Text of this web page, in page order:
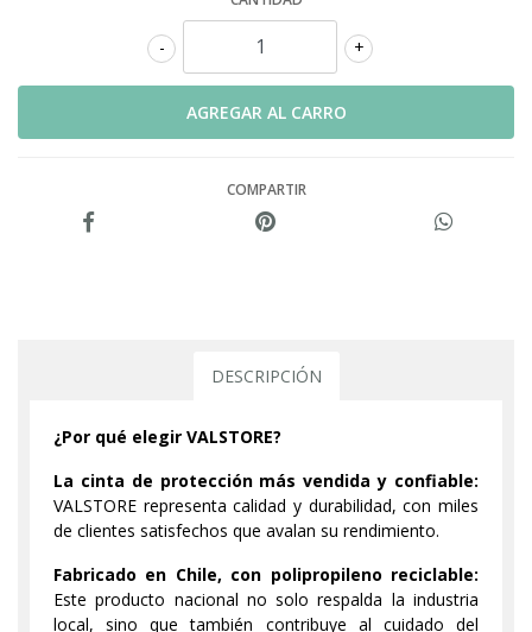
+
-
COMPARTIR
DESCRIPCIÓN
¿Por qué elegir VALSTORE?
La cinta de protección más vendida y confiable:
VALSTORE representa calidad y durabilidad, con miles
de clientes satisfechos que avalan su rendimiento.
Fabricado en Chile, con polipropileno reciclable:
Este producto nacional no solo respalda la industria
local, sino que también contribuye al cuidado del